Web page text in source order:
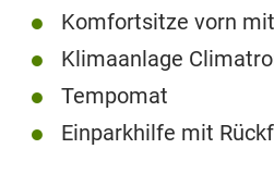
Komfortsitze vorn
Klimaanlage
Tempomat
Einparkhilfe mit